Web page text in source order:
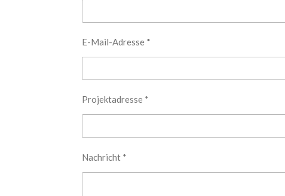
E-Mail-Adresse *
Projektadresse *
Nachricht *